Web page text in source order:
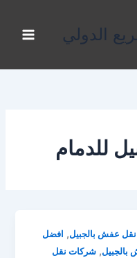
الدولي
للدمام
نقل عفش بالجبيل, افضل
بالجبيل,شركات نقل